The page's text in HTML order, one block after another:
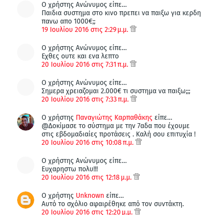
Ο χρήστης Ανώνυμος είπε…
Παιδια συστημα στο κινο πρεπει να παιξω για κερδη
πανω απο 1000€;;
19 Ιουλίου 2016 στις 2:29 μ.μ.
Ο χρήστης Ανώνυμος είπε…
Εχθες ουτε και ενα λεπτο
20 Ιουλίου 2016 στις 7:31 π.μ.
Ο χρήστης Ανώνυμος είπε…
Σημερα χρειαζομαι 2.000€ τι συστημα να παιξω;;;
20 Ιουλίου 2016 στις 7:33 π.μ.
Ο χρήστης Παναγιώτης Καρπαθάκης είπε…
@Δοκίμασε το σύστημα με την 7αδα που έχουμε
στις εβδομαδιαίες προτάσεις . Καλή σου επιτυχία !
20 Ιουλίου 2016 στις 10:08 π.μ.
Ο χρήστης Ανώνυμος είπε…
Ευχαρηστω πολυ!!!
20 Ιουλίου 2016 στις 12:18 μ.μ.
Ο χρήστης Unknown είπε…
Αυτό το σχόλιο αφαιρέθηκε από τον συντάκτη.
20 Ιουλίου 2016 στις 12:20 μ.μ.